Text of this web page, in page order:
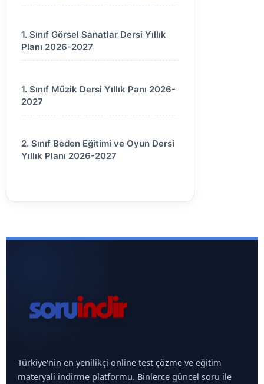
1. Sınıf Görsel Sanatlar Dersi Yıllık
Planı 2026-2027
1. Sınıf Müzik Dersi Yıllık Panı 2026-
2027
2. Sınıf Beden Eğitimi ve Oyun Dersi
Yıllık Planı 2026-2027
Türkiye'nin en yenilikçi online test çözme ve eğitim
materyali indirme platformu. Binlerce güncel soru ile